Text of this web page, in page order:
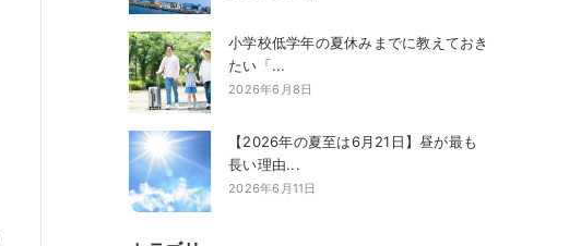
小学校低学年の夏休みまでに教えておき
たい「...
2026年6月8日
【2026年の夏至は6月21日】昼が最も
長い理由...
2026年6月11日